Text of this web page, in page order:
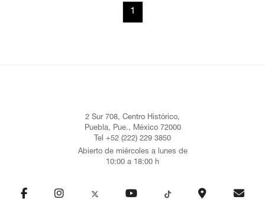
1
2 Sur 708, Centro Histórico,
Puebla, Pue., México 72000
Tel +52 (222) 229 3850
Abierto de miércoles a lunes de
10:00 a 18:00 h